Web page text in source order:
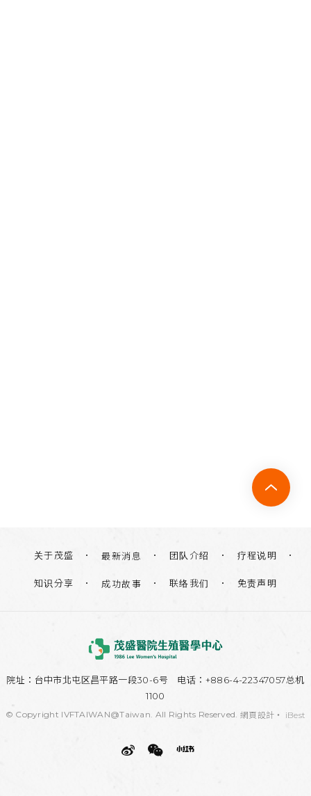
关于茂盛 最新消息 团队介绍 疗程说明
知识分享 成功故事 联络我们 免责声明
院址： 台中市北屯区昌平路一段30-6号 电话：+886-4-22347057总机
1100
© Copyright IVFTAIWAN@Taiwan. All Rights Reserved. 網頁設計 ‧ iBest